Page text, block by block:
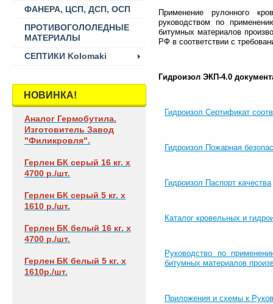
ФАНЕРА, ЦСП, ДСП, ОСП
ПРОТИВОГОЛОЛЕДНЫЕ
МАТЕРИАЛЫ
СЕПТИКИ Kolomaki
НОВИНКА!
Аналог Гермобутила.
Изготовитель Завод
"Филикровля".
Герлен БК серый 16 кг. х
4700 р./шт.
Герлен БК серый 5 кг. х
1610 р./шт.
Герлен БК белый 16 кг. х
4700 р./шт.
Герлен БК белый 5 кг. х
1610р./шт.
Применение рулонного
руководством по
битумных материалов
РФ в соответствии с
Гидроизол ЭКП-4.0
Гидроизол Сертификат
Гидроизол Пожарная
Гидроизол Паспорт качества
Каталог кровельных и
Руководство по
битумных материалов
Приложения и схемы к